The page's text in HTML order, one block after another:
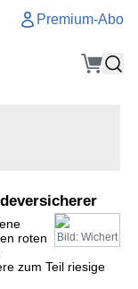
Premium-Abo
Bild: Wichert
roten
zum Teil riesige